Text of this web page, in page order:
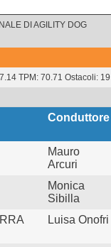
DI AGILITY DOG
TPM: 70.71 Ostacoli: 19
Conduttore
Mauro
Arcuri
Monica
Sibilla
Luisa Onofri